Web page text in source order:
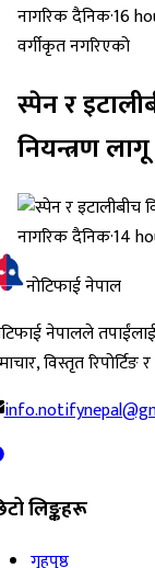
नागरिक दैनिक·16
वर्गीकृत नगरिएको
स्पेन र
नियन्त्रण लागू
नागरिक दैनिक·14
नोटिफाई नेपाल
नेपालले
विस्तृत रिपोर्टिङ
लिङ्कहरू
गृहपृष्ठ